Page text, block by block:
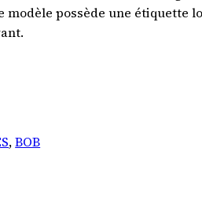
modèle possède une étiquette
,BOB